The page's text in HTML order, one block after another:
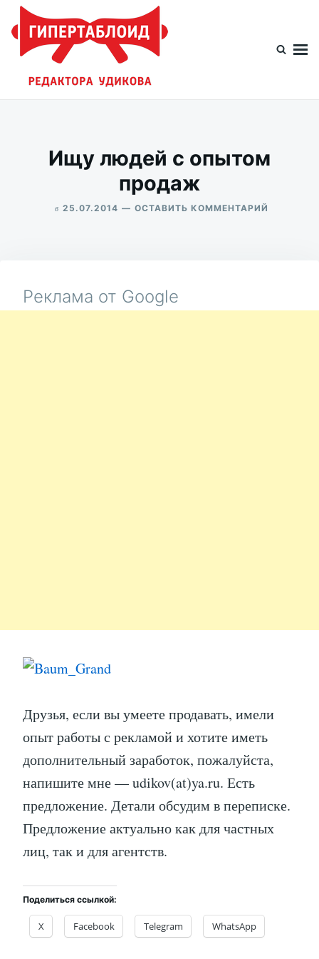
Перейти
содержимому
Искать:
Ищу людей с опытом
продаж
в 25.07.2014 ОСТАВИТЬ КОММЕНТАРИЙ
Реклама от Google
Друзья, если вы умеете продавать, имели
опыт работы с рекламой и хотите иметь
дополнительный заработок, пожалуйста,
напишите мне — udikov(at)ya.ru. Есть
предложение. Детали обсудим в переписке.
Предложение актуально как для частных
лиц, так и для агентств.
Поделиться ссылкой:
X Facebook Telegram WhatsApp